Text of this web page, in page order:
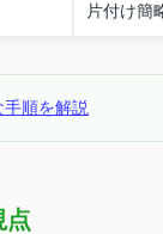
片付け簡
順を解説
点